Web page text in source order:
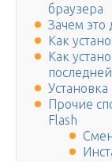
браузера
Зачем это
Как
Как
Установка
Прочие
Flash